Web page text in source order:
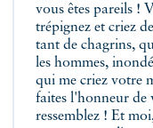
vous êtes pareils !
trépignez et criez
tant de chagrins,
les hommes,
qui me criez votre
faites l'honneur de
ressemblez ! Et